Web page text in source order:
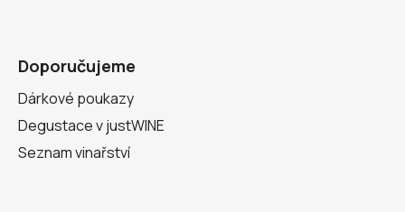
Doporučujeme
Dárkové poukazy
Degustace v justWINE
Seznam vinařství